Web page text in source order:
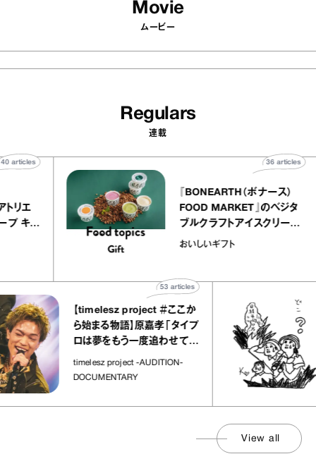
Movie
ムービー
Regulars
連載
ー アトリエ
クレープ キャ
40articles
『BONEARTH（ボナース
FOOD MARKET』のベジ
ブルクラフトアイスクリ
｜真野知子の「おいしい
おいしいギフト
36
【timelesz project ＃ここか
ら始まる物語】原嘉孝「タイプ
ロは夢をもう一度追わせてく
れた場所」
timelesz project -AUDITION-
DOCUMENTARY
articles
View all